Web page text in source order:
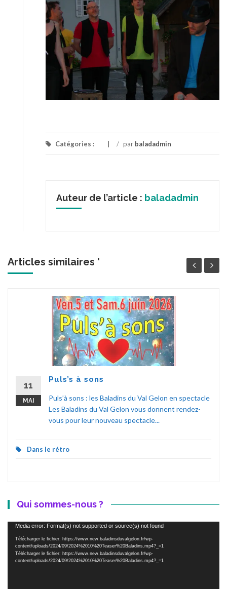
Catégories : / par baladadmin
Auteur de l’article : baladadmin
Articles similaires '
11
MAI
Puls’s à sons
Puls’à sons : les Baladins du Val Gelon en spectacle
Les Baladins du Val Gelon vous donnent rendez-
vous pour leur nouveau spectacle...
Dans le rétro
Qui sommes-nous ?
Lecteur
vidéo
Media error: Format(s) not supported or source(s) not found
Télécharger le fichier: https://www.new.baladinsduvalgelon.fr/wp-
content/uploads/2024/09/2024%2010%20Teaser%20Baladins.mp4?_=1
Télécharger le fichier: https://www.new.baladinsduvalgelon.fr/wp-
content/uploads/2024/09/2024%2010%20Teaser%20Baladins.mp4?_=1